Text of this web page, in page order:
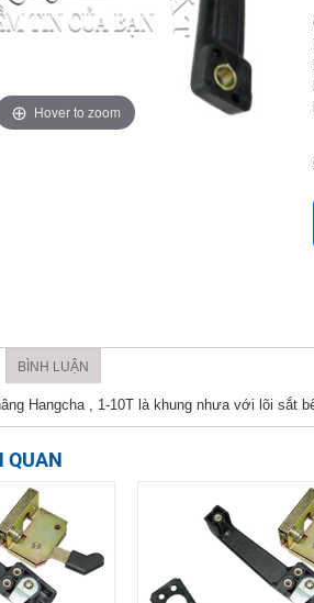
4TNV98
Hover to zoom
BÌNH LUẬN
Hangcha , 1-10T là khung nhưa với lõi sắt
QUAN